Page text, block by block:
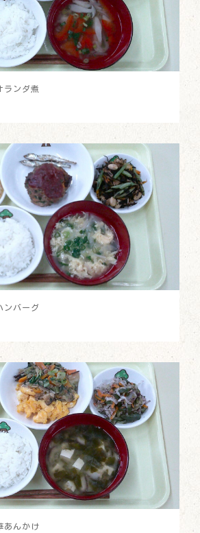
ランダ煮
ンバーグ
あんかけ